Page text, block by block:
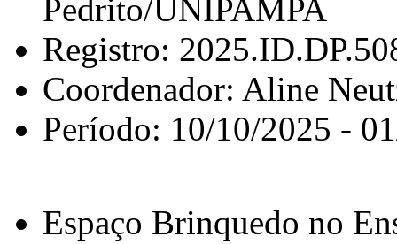
Pedrito/UNIPAMPA
Registro:
Coordenador: Aline
Período: 10/10/2025 -
Espaço Brinquedo no